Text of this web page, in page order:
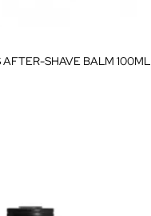
AFTER-SHAVE BALM 100ML